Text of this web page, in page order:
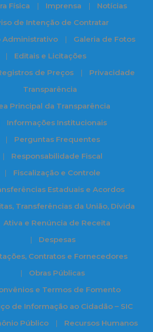
Física
Imprensa
Notícias
de Intenção de Contratar
Administrativo
Galeria de Fotos
Editais e Licitações
de Preços
Privacidade
Transparência
Principal da Transparência
Informações Institucionais
Perguntas Frequentes
Responsabilidade Fiscal
Fiscalização e Controle
Estaduais e Acordos
Transferências da União, Dívida
Ativa e Renúncia de Receita
Despesas
Contratos e Fornecedores
Obras Públicas
e Termos de Fomento
de Informação ao Cidadão – SIC
Público
Recursos Humanos